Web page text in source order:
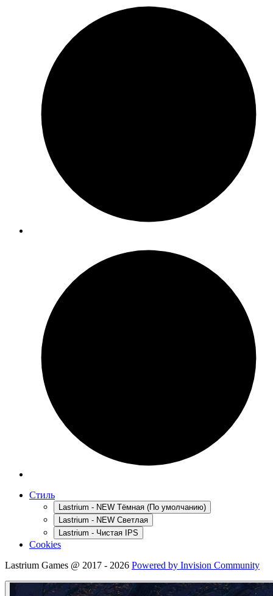
Стиль
Lastrium - NEW Тёмная (По умолчанию)
Lastrium - NEW Светлая
Lastrium - Чистая IPS
Cookies
Lastrium Games @ 2017 - 2026 Powered by Invision Community